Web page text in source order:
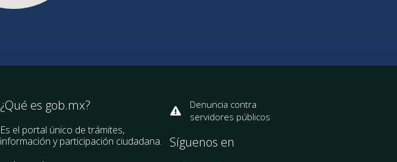
¿Qué es gob.mx?
Es el portal único de trámites,
información y participación ciudadana.
Denuncia contra
servidores públicos
Síguenos en